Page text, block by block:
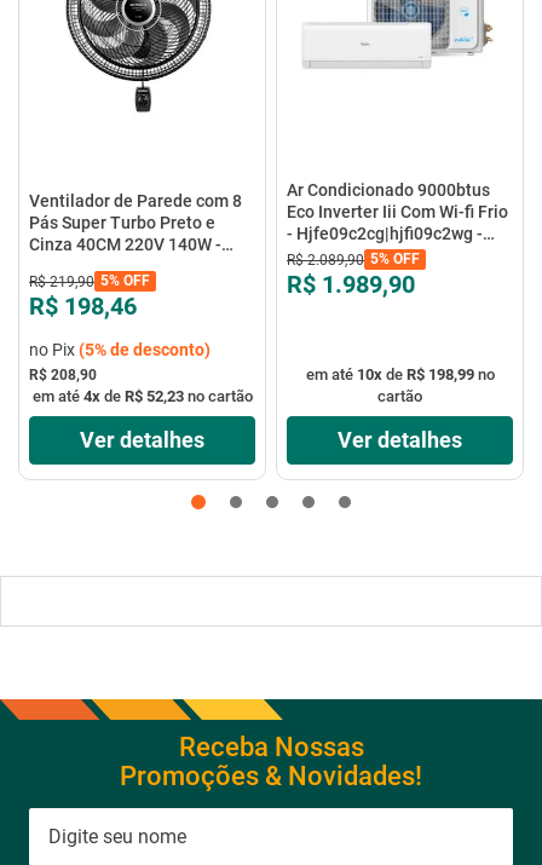
Ventilador de Parede com 8
Pás Super Turbo Preto e
Cinza 40CM 220V 140W -
R$ 219,90 5% OFF
R$ 198,46
no Pix(5%de desconto)
R$ 208,90
em até 4xde R$ 52,23no cartão
Ver detalhes
Ar Condicionado 9000btus
Eco Inverter Iii Com Wi-fi Frio
- Hjfe09c2cg|hjfi09c2wg -
Elgin
R$ 2.089,90 5% OFF
R$ 1.989,90
em até 10xde R$ 198,99no
cartão
Ver detalhes
Receba Nossas
Promoções & Novidades!